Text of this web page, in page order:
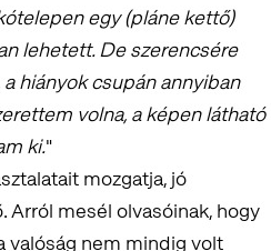
egy (pláne kettő)
lehetett. De szerencsére
hiányok csupán annyiban
volna, a képen látható
ki."
mozgatja, jó
Arról mesél olvasóinak, hogy
valóság nem mindig volt